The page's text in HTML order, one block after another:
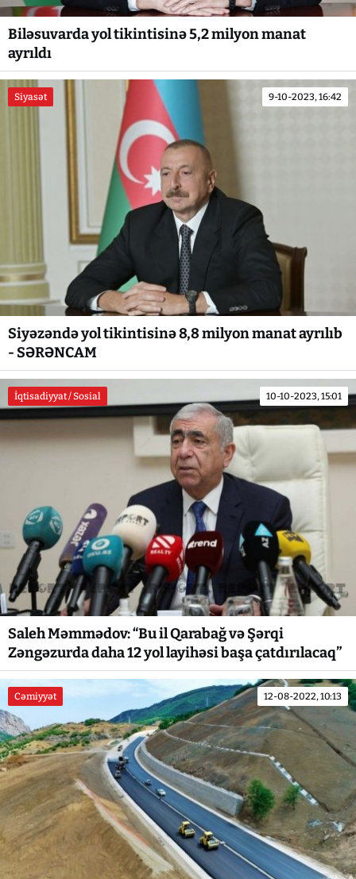
Biləsuvarda yol tikintisinə 5,2 milyon manat
ayrıldı
Siyasət 9-10-2023, 16:42
Siyəzəndə yol tikintisinə 8,8 milyon manat ayrılıb
- SƏRƏNCAM
İqtisadiyyat / Sosial 10-10-2023, 15:01
Saleh Məmmədov: “Bu il Qarabağ və Şərqi
Zəngəzurda daha 12 yol layihəsi başa çatdırılacaq”
Cəmiyyət 12-08-2022, 10:13